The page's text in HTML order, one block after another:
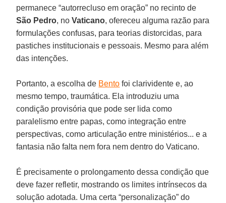
permanece “autorrecluso em oração” no recinto de
São Pedro, noVaticano, ofereceu alguma razão para
formulações confusas, para teorias distorcidas, para
pastiches institucionais e pessoais. Mesmo para além
das intenções.
Portanto, a escolha de Bento foi clarividente e, ao
mesmo tempo, traumática. Ela introduziu uma
condição provisória que pode ser lida como
paralelismo entre papas, como integração entre
perspectivas, como articulação entre ministérios... e a
fantasia não falta nem fora nem dentro do Vaticano.
É precisamente o prolongamento dessa condição que
deve fazer refletir, mostrando os limites intrínsecos da
solução adotada. Uma certa “personalização” do